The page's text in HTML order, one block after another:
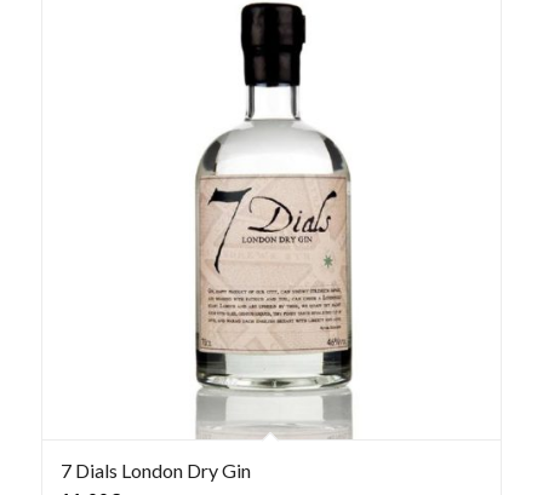
7 Dials London Dry Gin